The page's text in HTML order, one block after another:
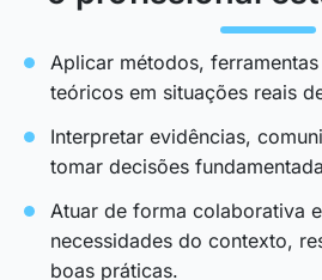
Aplicar métodos,
teóricos em situações reais
Interpretar evidências,
tomar decisões
Atuar de forma colaborativa
necessidades do contexto,
boas práticas.